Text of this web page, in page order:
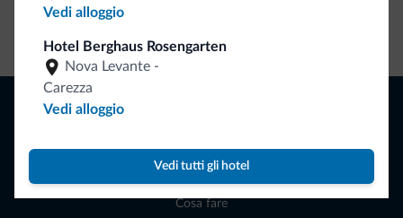
Vedi alloggio
Hotel Berghaus Rosengarten
Nova Levante -
Carezza
Vedi alloggio
Vedi tutti gli hotel
Attività locali
Offerte
Dove andare
Cosa fare